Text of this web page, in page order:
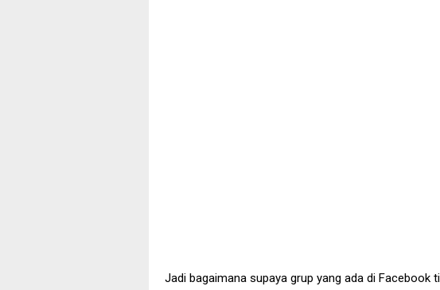
Jadi bagaimana supaya grup yang ada di Facebook